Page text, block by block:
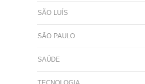
SÃO LUÍS
SÃO PAULO
SAÚDE